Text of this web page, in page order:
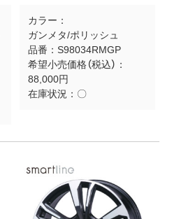
カラー：
ガンメタ/ポリッシュ
品番： S98034RMGP
希望小売価格（税込）：
88,000円
在庫状況： 〇